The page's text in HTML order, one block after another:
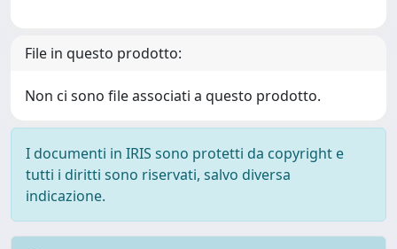
File in questo prodotto:
Non ci sono file associati a questo prodotto.
I documenti in IRIS sono protetti da copyright e
tutti i diritti sono riservati, salvo diversa
indicazione.